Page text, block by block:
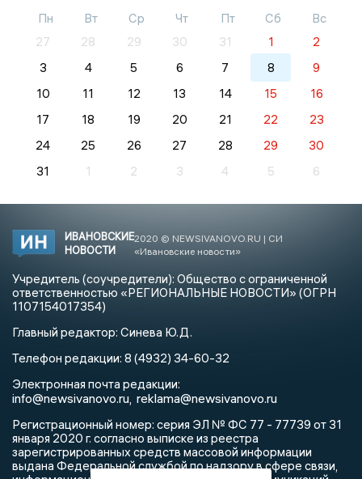
Пн Вт Ср Чт Пт Сб
Вс
27
28 29 30 31 1
2
3
4 5 6 7 8
9
10
11 12 13 14 15
16
17
18 19 20 21 22
23
24
25 26 27 28 29
30
31
1 2 3 4 5 6
ИВАНОВСКИЕ
НОВОСТИ
2020 © NEWSIVANOVO.RU | СИ
«Ивановские новости»
Учредитель (соучредители): Общество с ограниченной
ответственностью «РЕГИОНАЛЬНЫЕ НОВОСТИ» (ОГРН
1107154017354)
Главный редактор: Синева Ю.Д.
Телефон редакции: 8 (4932) 34-60-32
Электронная почта редакции:
info@newsivanovo.ru, reklama@newsivanovo.ru
Регистрационный номер: серия ЭЛ № ФС 77 - 77739 от 31
января 2020 г. согласно выписке из реестра
зарегистрированных средств массовой информации
выдана Федеральной службой по надзору в сфере связи,